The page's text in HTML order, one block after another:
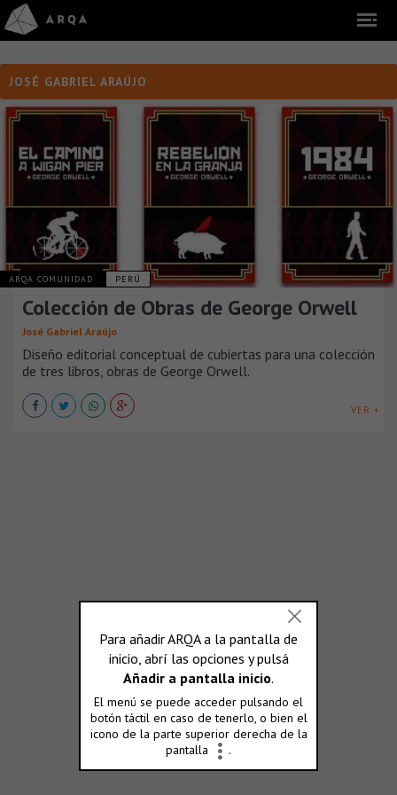
JOSÉ GABRIEL ARAÚJO
ARQA COMUNIDAD PERÚ
Colección de Obras de George Orwell
José Gabriel Araújo
Diseño editorial conceptual de cubiertas para una colección
de tres libros, obras de George Orwell.
VER +